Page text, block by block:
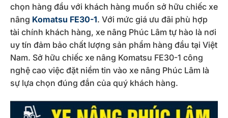
chọn hàng đầu với khách hàng muốn sở hữu chiếc xe
nâng Komatsu FE30-1. Với mức giá ưu đãi phù hợp
tài chính khách hàng, xe nâng Phúc Lâm tự hào là nơi
uy tín đảm bảo chất lượng sản phẩm hàng đầu tại Việt
Nam. Sở hữu chiếc xe nâng Komatsu FE30-1 công
nghệ cao việc đặt niềm tin vào xe nâng Phúc Lâm là
sự lựa chọn đúng đắn của quý khách hàng.